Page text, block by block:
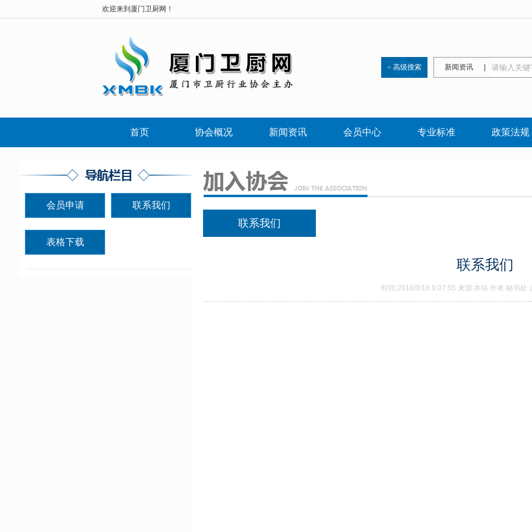
欢迎来到厦门卫厨网！
高级搜索 新闻资讯
首页 协会概况 新闻资讯 会员中心 专业标准 政策法规
会员申请 联系我们
表格下载
联系我们
联系我们
时间:2016/9/18 9:07:55 来源:本站 作者:秘书处